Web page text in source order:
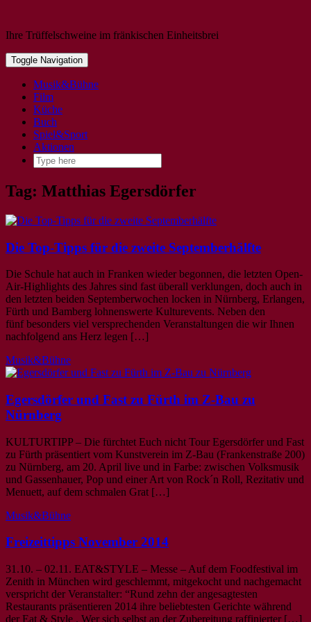
Ihre Trüffelschweine im fränkischen Einheitsbrei
Toggle Navigation
Musik&Bühne
Film
Küche
Buch
Spiel&Sport
Aktionen
Tag: Matthias Egersdörfer
Die Top-Tipps für die zweite Septemberhälfte
Die Schule hat auch in Franken wieder begonnen, die letzten Open-
Air-Highlights des Jahres sind fast überall verklungen, doch auch in
den letzten beiden Septemberwochen locken in Nürnberg, Erlangen,
Fürth und Bamberg lohnenswerte Kulturevents. Neben den
fünf besonders viel versprechenden Veranstaltungen die wir Ihnen
nachfolgend ans Herz legen […]
Musik&Bühne
Egersdörfer und Fast zu Fürth im Z-Bau zu
Nürnberg
KULTURTIPP – Die fürchtet Euch nicht Tour Egersdörfer und Fast
zu Fürth präsentiert vom Kunstverein im Z-Bau (Frankenstraße 200)
zu Nürnberg, am 20. April live und in Farbe: zwischen Volksmusik
und Gassenhauer, Pop und einer Art von Rock´n Roll, Rezitativ und
Menuett, auf dem schmalen Grat […]
Musik&Bühne
Freizeittipps November 2014
31.10. – 02.11. EAT&STYLE – Messe – Auf dem Foodfestival im
Zenith in München wird geschlemmt, mitgekocht und nachgemacht
verspricht der Veranstalter: “Rund zehn der angesagtesten
Restaurants präsentieren 2014 ihre beliebtesten Gerichte während
der Eat & Style . Wer sich selbst an der Zubereitung raffinierter […]